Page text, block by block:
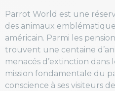
Parrot World est une
des animaux
américain. Parmi les
trouvent une centaine
menacés d’extinction dans
mission fondamentale du
conscience à ses visiteurs